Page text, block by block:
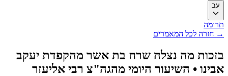
חזרה לכל המאמרים
מה נצלה שרח בת אשר מהקפדת יעקב
• השיעור היומי מהגה"צ רבי אליעזר